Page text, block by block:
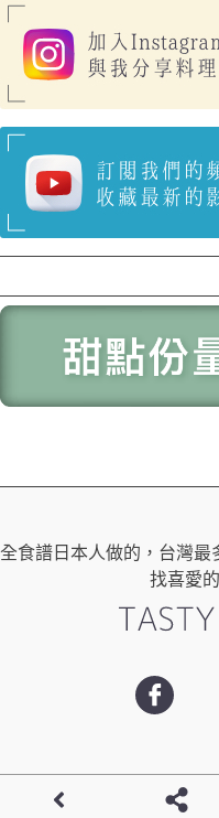
全食譜日本人做的，台灣
找喜愛
日本男子的
食譜！